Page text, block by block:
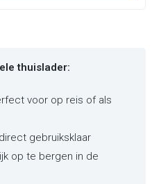
thuislader:
voor op reis of als
gebruiksklaar
op te bergen in de